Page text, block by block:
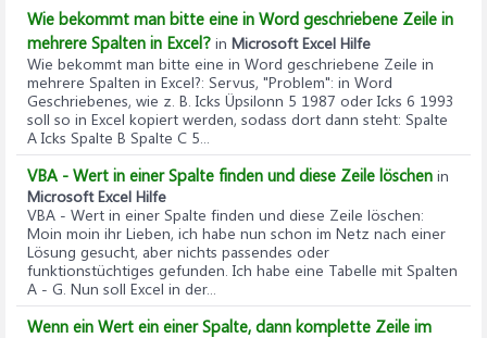
Wie bekommt man bitte eine in Word geschriebene Zeile in
mehrere Spalten in Excel? in Microsoft Excel Hilfe
Wie bekommt man bitte eine in Word geschriebene Zeile in
mehrere Spalten in Excel?: Servus, "Problem": in Word
Geschriebenes, wie z. B. Icks Üpsilonn 5 1987 oder Icks 6 1993
soll so in Excel kopiert werden, sodass dort dann steht: Spalte
A Icks Spalte B Spalte C 5...
VBA - Wert in einer Spalte finden und diese Zeile löschen in
Microsoft Excel Hilfe
VBA - Wert in einer Spalte finden und diese Zeile löschen:
Moin moin ihr Lieben, ich habe nun schon im Netz nach einer
Lösung gesucht, aber nichts passendes oder
funktionstüchtiges gefunden. Ich habe eine Tabelle mit Spalten
A - G. Nun soll Excel in der...
Wenn ein Wert ein einer Spalte, dann komplette Zeile im